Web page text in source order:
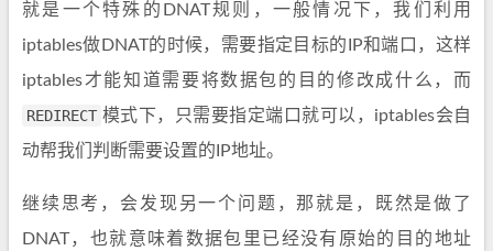
就是一个特殊的DNAT规则，一般情况下，我们利用
iptables做DNAT的时候，需要指定目标的IP和端口，这样
iptables才能知道需要将数据包的目的修改成什么，而
REDIRECT 模式下，只需要指定端口就可以，iptables会自
动帮我们判断需要设置的IP地址。
继续思考，会发现另一个问题，那就是，既然是做了
DNAT，也就意味着数据包里已经没有原始的目的地址